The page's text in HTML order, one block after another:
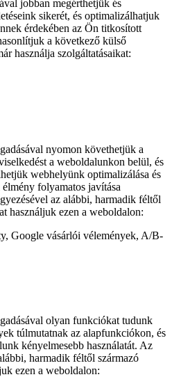
jobban megérthetjük és
sikerét, és optimalizálhatjuk
érdekében az Ön titkosított
a következő külső
használja szolgáltatásaikat:
nyomon követhetjük a
a weboldalunkon belül, és
webhelyünk optimalizálása és
folyamatos javítása
az alábbi, harmadik féltől
használjuk ezen a weboldalon:
Google vásárlói vélemények, A/B-
olyan funkciókat tudunk
túlmutatnak az alapfunkciókon, és
kényelmesebb használatát. Az
harmadik féltől származó
ezen a weboldalon: